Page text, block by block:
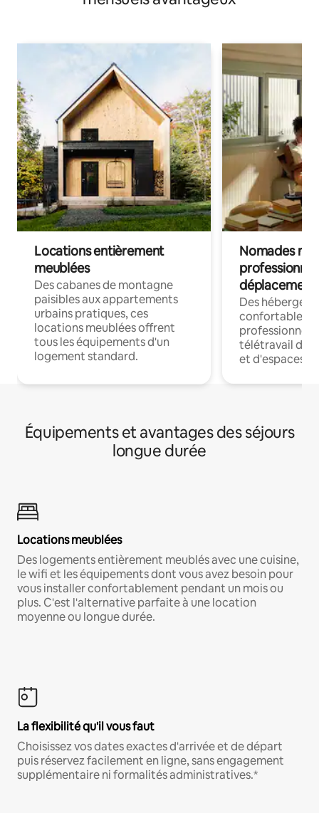
Locations entièrement
meublées
Des cabanes de montagne
paisibles aux appartements
urbains pratiques, ces
locations meublées offrent
tous les équipements d'un
logement standard.
Nomades
déplacement
Des
confortables
professionnels
télétravail
et d'espaces
Équipements et avantages des séjours
longue durée
Locations meublées
Des logements entièrement meublés avec une cuisine,
le wifi et les équipements dont vous avez besoin pour
vous installer confortablement pendant un mois ou
plus. C'est l'alternative parfaite à une location
moyenne ou longue durée.
La flexibilité qu'il vous faut
Choisissez vos dates exactes d'arrivée et de départ
puis réservez facilement en ligne, sans engagement
supplémentaire ni formalités administratives.*